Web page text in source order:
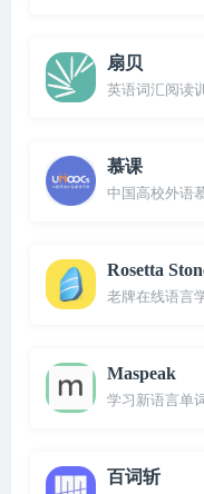
扇贝
英语词汇阅读
慕课
中国高校外语
Rosetta
老牌在线语言
Maspeak
学习新语言单
百词斩